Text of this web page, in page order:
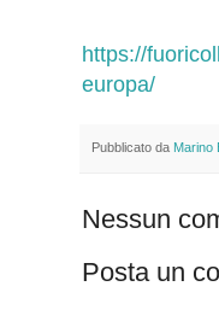
https://
europa/
Pubblicato da Marino
Nessun
Posta un